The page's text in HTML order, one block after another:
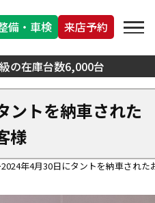
の在庫台数6,000台
備・車検 来店予約
ントを納車された
様
2024年4月30日にタントを納車された